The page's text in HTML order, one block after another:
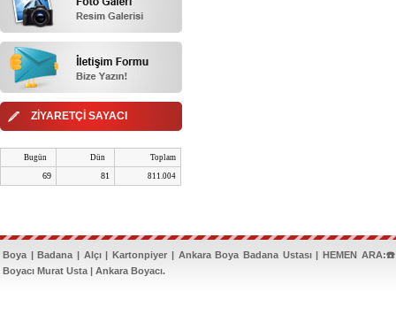
ZİYARETÇİ SAYACI
Bugün Dün Toplam
69 81 811.004
Boya | Badana | Alçı | Kartonpiyer | Ankara Boya Badana Ustası | HEMEN
Boyacı Murat Usta | Ankara Boyacı.